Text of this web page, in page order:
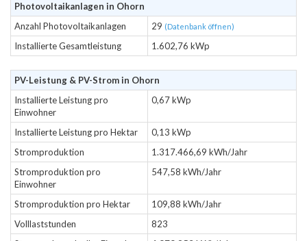
Photovoltaikanlagen in Ohorn
Anzahl Photovoltaikanlagen
29 (Datenbank öffnen)
Installierte Gesamtleistung 1.602,76 kWp
PV-Leistung & PV-Strom in Ohorn
Installierte Leistung pro
Einwohner
0,67 kWp
Installierte Leistung pro Hektar
0,13 kWp
Stromproduktion
1.317.466,69 kWh/Jahr
Stromproduktion pro
Einwohner
547,58 kWh/Jahr
Stromproduktion pro Hektar
109,88 kWh/Jahr
Volllaststunden
823